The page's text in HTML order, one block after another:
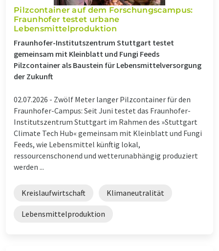
Pilzcontainer auf dem Forschungscampus:
Fraunhofer testet urbane
Lebensmittelproduktion
Fraunhofer-Institutszentrum Stuttgart testet
gemeinsam mit Kleinblatt und Fungi Feeds
Pilzcontainer als Baustein für Lebensmittelversorgung
der Zukunft
02.07.2026 - Zwölf Meter langer Pilzcontainer für den
Fraunhofer-Campus: Seit Juni testet das Fraunhofer-
Institutszentrum Stuttgart im Rahmen des »Stuttgart
Climate Tech Hub« gemeinsam mit Kleinblatt und Fungi
Feeds, wie Lebensmittel künftig lokal,
ressourcenschonend und wetterunabhängig produziert
werden ...
Kreislaufwirtschaft Klimaneutralität
Lebensmittelproduktion